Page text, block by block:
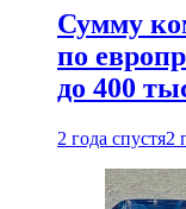
Сумму
по
до 400
2 года спустя2